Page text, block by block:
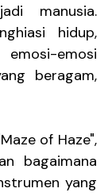
manusia.
hidup,
emosi
beragam,
of Haze",
bagaimana
yang